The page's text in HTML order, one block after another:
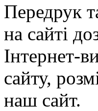
Передрук
на сайті
Інтернет-
сайту,
наш сайт.